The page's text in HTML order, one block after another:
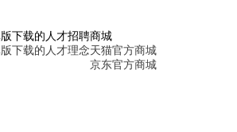
下载的人才招聘
下载的人才理念
商城
天猫官方商城
京东官方商城